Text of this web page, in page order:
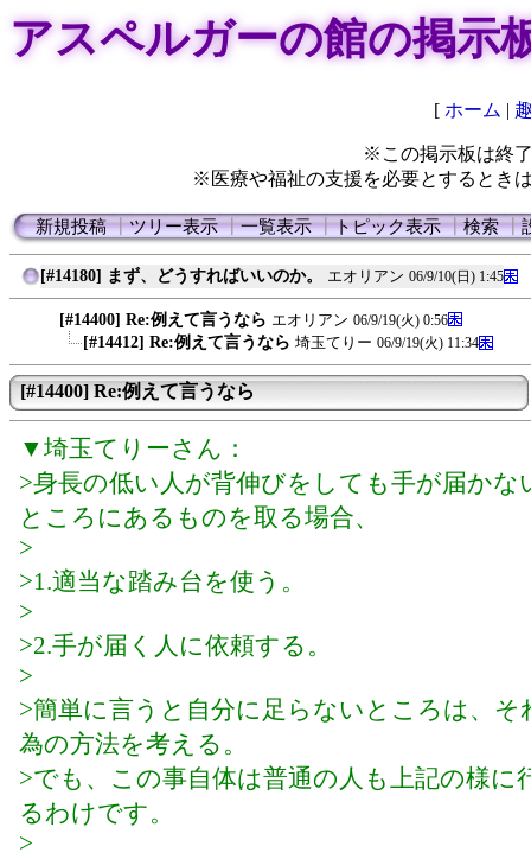
アスペルガーの館の掲示
[ ホーム |
※この掲示板は終
※医療や福祉の支援を必要とするとき
新規投稿┃ツリー表示┃一覧表示┃トピック表示┃検索┃
[#14180] まず、どうすればいいのか。 エオリアン 06/9/10(日) 1:45
[#14400] Re:例えて言うなら エオリアン 06/9/19(火) 0:56
[#14412] Re:例えて言うなら 埼玉てりー 06/9/19(火) 11:34
[#14400] Re:例えて言うなら
▼埼玉てりーさん：
>身長の低い人が背伸びをしても手が届かな
ところにあるものを取る場合、
>
>1.適当な踏み台を使う。
>
>2.手が届く人に依頼する。
>
>簡単に言うと自分に足らないところは、そ
為の方法を考える。
>でも、この事自体は普通の人も上記の様に
るわけです。
>